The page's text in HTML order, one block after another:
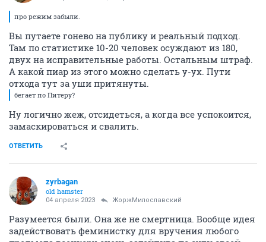
про режим забыли.
Вы путаете гонево на публику и реальный подход.
Там по статистике 10-20 человек осуждают из 180,
двух на исправительные работы. Остальным штраф.
А какой пиар из этого можно сделать у-ух. Пути
отхода тут за уши притянуты.
бегает по Питеру?
Ну логично жеж, отсидеться, а когда все успокоится,
замаскироваться и свалить.
ОТВЕТИТЬ
zyrbagan
old hamster
04 апреля 2023 ЖоржМилославский
Разумеется были. Она же не смертница. Вообще идея
задействовать феминистку для вручения любого